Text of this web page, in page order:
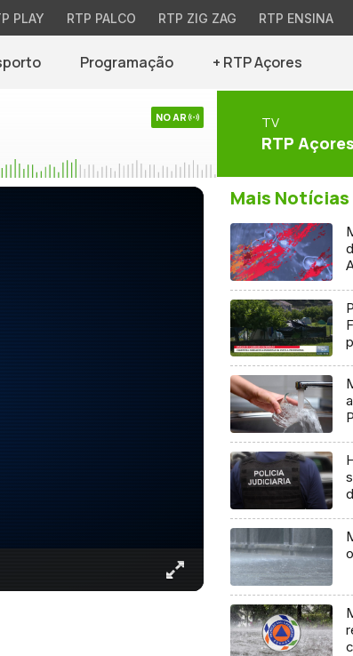
PLAY RTP PALCO RTP ZIG ZAG RTP ENSINA
Programação + RTP Açores
NO AR TV
RTP Açores
Mais Notícias